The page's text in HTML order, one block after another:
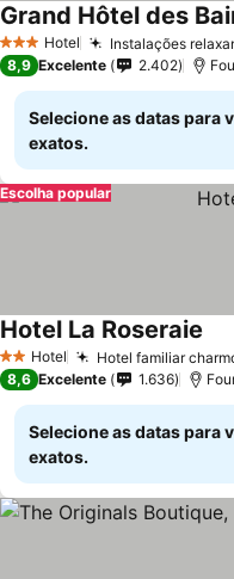
3 EstrelasHotel Instalações
Grand Hôtel des
8,9 Excelente 2.402
Selecione as datas para
exatos.
Escolha popular
2 Estrelas
Hotel Hotel familiar
Hotel La Roseraie
8,6 Excelente 1.636
Selecione as datas para
exatos.